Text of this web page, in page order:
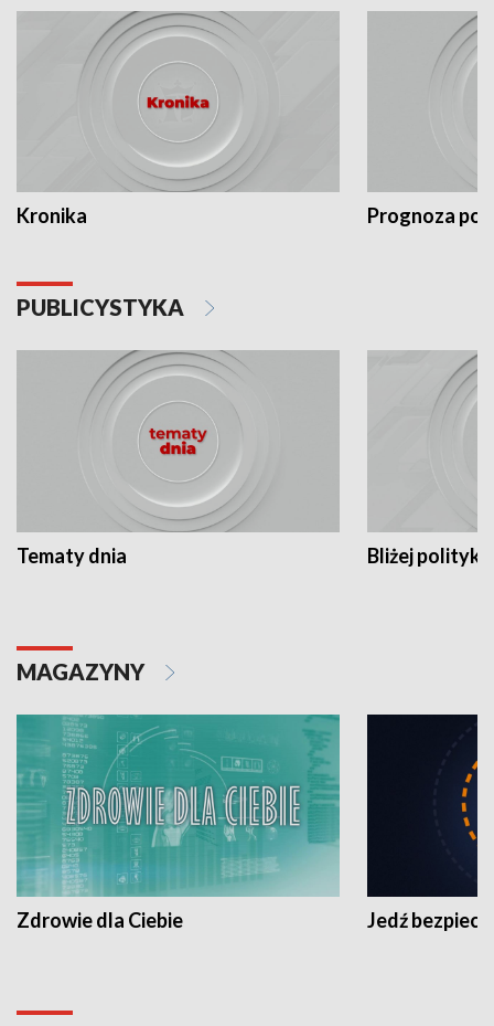
Kronika Prognoza
PUBLICYSTYKA
Tematy dnia Bliżej polityki
MAGAZYNY
Zdrowie dla Ciebie Jedź